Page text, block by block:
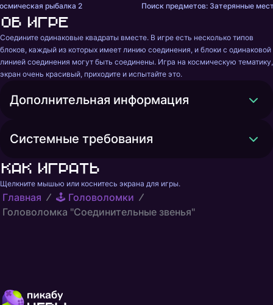
рыбалка 2 Поиск предметов: Затерянные
Об игре
Соедините одинаковые квадраты вместе. В игре есть несколько типов
блоков, каждый из которых имеет линию соединения, и блоки с одинаковой
линией соединения могут быть соединены. Игра на космическую тематику,
экран очень красивый, приходите и испытайте это.
Дополнительная информация
Системные требования
Как играть
Щелкните мышью или коснитесь экрана для игры.
Главная
🕹️ Головоломки
Головоломка "Соединительные звенья"